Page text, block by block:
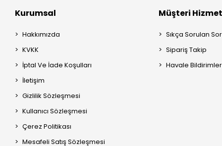
Roborock Q8 +
Roborock S8 Pro +
Roborock S8 Pro
Roborock S8 +
Roborock S8 Sonic
Roborock S8
Roborock Q7 Max (Q380RR)
Kurumsal
Hakkımızda
KVKK
İptal Ve İade Koşulları
İletişim
Gizlilik Sözleşmesi
Kullanıcı Sözleşmesi
Çerez Politikası
Mesafeli Satış Sözleşmesi
Müşteri
Sıkça Sorulan
Sipariş Takip
Havale